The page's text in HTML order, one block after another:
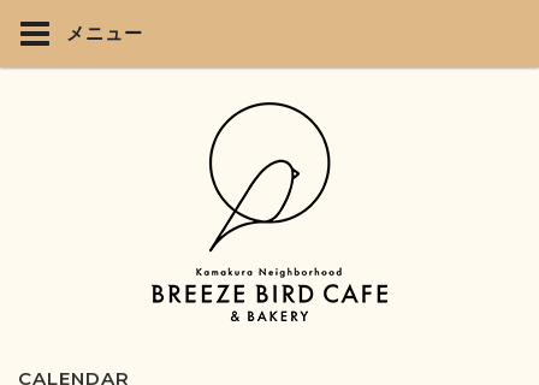
メニュー
CALENDAR